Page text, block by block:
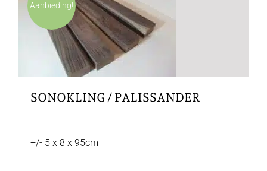
Aanbieding!
SONOKLING / PALISSANDER
+/- 5 x 8 x 95cm